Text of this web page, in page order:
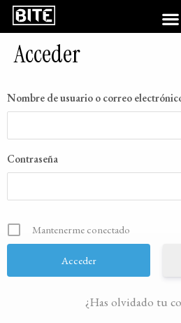
Acceder
Nombre de usuario o correo
Contraseña
Mantenerme conectado
¿Has olvidado tu